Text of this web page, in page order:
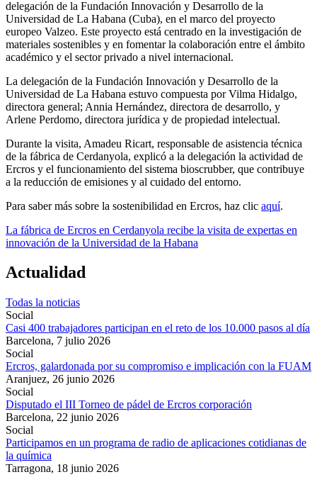
delegación de la Fundación Innovación y Desarrollo de la
Universidad de La Habana (Cuba), en el marco del proyecto
europeo Valzeo. Este proyecto está centrado en la investigación de
materiales sostenibles y en fomentar la colaboración entre el ámbito
académico y el sector privado a nivel internacional.
La delegación de la Fundación Innovación y Desarrollo de la
Universidad de La Habana estuvo compuesta por Vilma Hidalgo,
directora general; Annia Hernández, directora de desarrollo, y
Arlene Perdomo, directora jurídica y de propiedad intelectual.
Durante la visita, Amadeu Ricart, responsable de asistencia técnica
de la fábrica de Cerdanyola, explicó a la delegación la actividad de
Ercros y el funcionamiento del sistema bioscrubber, que contribuye
a la reducción de emisiones y al cuidado del entorno.
Para saber más sobre la sostenibilidad en Ercros, haz clic aquí.
La fábrica de Ercros en Cerdanyola recibe la visita de expertas en
innovación de la Universidad de la Habana
Actualidad
Todas la noticias
Social
Casi 400 trabajadores participan en el reto de los 10.000 pasos al día
Barcelona, 7 julio 2026
Social
Ercros, galardonada por su compromiso e implicación con la FUAM
Aranjuez, 26 junio 2026
Social
Disputado el III Torneo de pádel de Ercros corporación
Barcelona, 22 junio 2026
Social
Participamos en un programa de radio de aplicaciones cotidianas de
la química
Tarragona, 18 junio 2026